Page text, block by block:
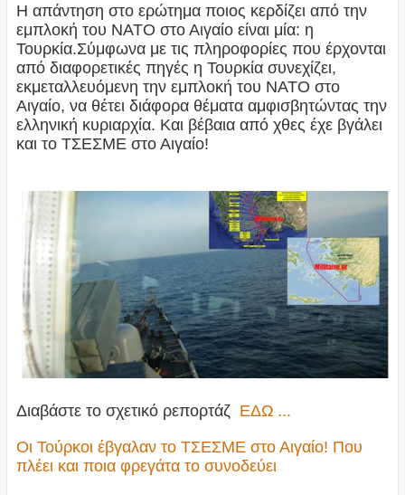
Η απάντηση στο ερώτημα ποιος κερδίζει από την
εμπλοκή του ΝΑΤΟ στο Αιγαίο είναι μία: η
Τουρκία.Σύμφωνα με τις πληροφορίες που έρχονται
από διαφορετικές πηγές η Τουρκία συνεχίζει,
εκμεταλλευόμενη την εμπλοκή του ΝΑΤΟ στο
Αιγαίο, να θέτει διάφορα θέματα αμφισβητώντας την
ελληνική κυριαρχία. Και βέβαια από χθες έχε βγάλει
και το ΤΣΕΣΜΕ στο Αιγαίο!
Διαβάστε το σχετικό ρεπορτάζ ΕΔΩ ...
Οι Τούρκοι έβγαλαν το ΤΣΕΣΜΕ στο Αιγαίο! Που
πλέει και ποια φρεγάτα το συνοδεύει